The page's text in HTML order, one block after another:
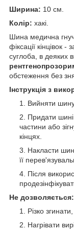
Ширина: 10 см.
Колір: хакі.
Шина медична
фіксації кінцівок
суглоба, в деяких
обстеження без
Інструкція з
Вийняти шину
Придати шині
частини або
кінцях.
Накласти
її
Після
Не дозволяється:
Різко
Нагрівати